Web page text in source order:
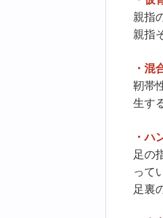
親指
親指
・混
靭帯
生す
・ハ
足の
って
足裏